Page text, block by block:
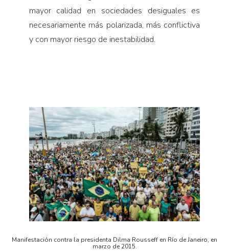
mayor calidad en sociedades desiguales es
necesariamente más polarizada, más conflictiva
y con mayor riesgo de inestabilidad.
Manifestación contra la presidenta Dilma Rousseff en Río de Janeiro, en
marzo de 2015.